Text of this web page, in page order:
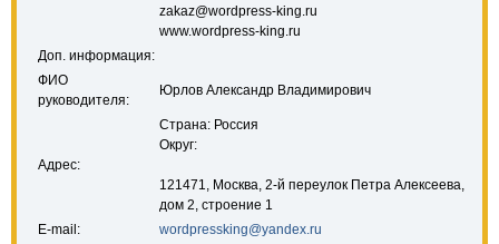
zakaz@wordpress-king.ru
www.wordpress-king.ru
Доп. информация:
ФИО
руководителя:
Юрлов Александр Владимирович
Адрес:
Страна: Россия
Округ:
121471, Москва, 2-й переулок Петра Алексеева,
дом 2, строение 1
E-mail:
wordpressking@yandex.ru